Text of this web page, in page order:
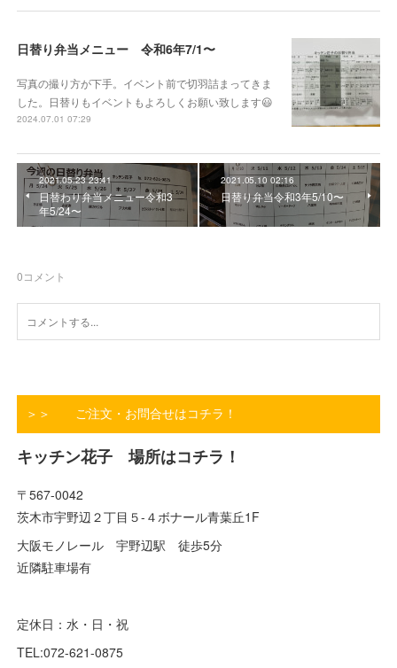
日替り弁当メニュー 令和6年7/1〜
写真の撮り方が下手。イベント前で切羽詰まってきま
した。日替りもイベントもよろしくお願い致します😃
2024.07.01 07:29
2021.05.23 23:41
日替わり弁当メニュー令和3
年5/24〜
2021.05.10 02:16
日替り弁当令和3年5/10〜
0コメント
＞＞ ご注文・お問合せはコチラ！
キッチン花子 場所はコチラ！
〒567-0042
茨木市宇野辺２丁目５-４ボナール青葉丘1F
大阪モノレール 宇野辺駅 徒歩5分
近隣駐車場有
定休日：水・日・祝
TEL:072-621-0875